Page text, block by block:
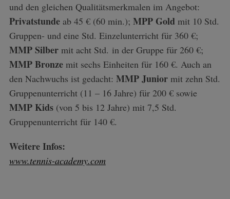
und den gleichen Qualitätsmerkmalen im Angebot:
Privatstundeab 45 € (60 min.); MPP Goldmit 10 Std.
Gruppen- und eine Std. Einzelunterricht für 360 €;
MMP Silbermit acht Std. in der Gruppe für 260 €;
MMP Bronzemit sechs Einheiten für 160 €. Auch an
den Nachwuchs ist gedacht: MMP Juniormit zehn Std.
Gruppenunterricht (11 – 16 Jahre) für 200 € sowie
MMP Kids(von 5 bis 12 Jahre) mit 7,5 Std.
Gruppenunterricht für 140 €.
Weitere Infos:
www.tennis-academy.com